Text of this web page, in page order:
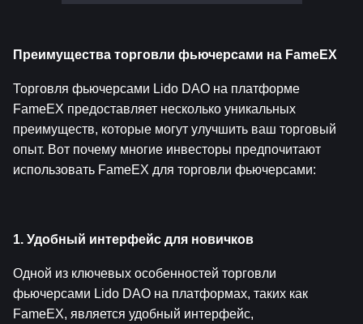
Преимущества торговли фьючерсами на FameEX
Торговля фьючерсами Lido DAO на платформе
FameEX предоставляет несколько уникальных
преимуществ, которые могут улучшить ваш торговый
опыт. Вот почему многие инвесторы предпочитают
использовать FameEX для торговли фьючерсами:
1. Удобный интерфейс для новичков
Одной из ключевых особенностей торговли
фьючерсами Lido DAO на платформах, таких как
FameEX, является удобный интерфейс,